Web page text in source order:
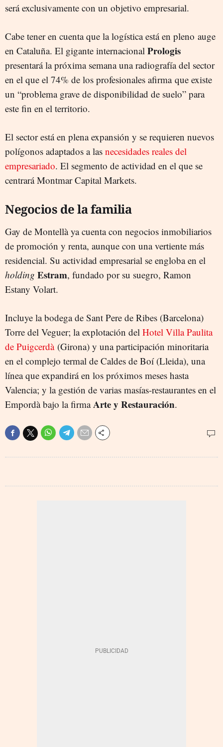
será exclusivamente con un objetivo empresarial.
Cabe tener en cuenta que la logística está en pleno auge
en Cataluña. El gigante internacional Prologis
presentará la próxima semana una radiografía del sector
en el que el 74% de los profesionales afirma que existe
un “problema grave de disponibilidad de suelo” para
este fin en el territorio.
El sector está en plena expansión y se requieren nuevos
polígonos adaptados a las necesidades reales del
empresariado. El segmento de actividad en el que se
centrará Montmar Capital Markets.
Negocios de la familia
Gay de Montellà ya cuenta con negocios inmobiliarios
de promoción y renta, aunque con una vertiente más
residencial. Su actividad empresarial se engloba en el
holding Estram, fundado por su suegro, Ramon
Estany Volart.
Incluye la bodega de Sant Pere de Ribes (Barcelona)
Torre del Veguer; la explotación del Hotel Villa Paulita
de Puigcerdà(Girona) y una participación minoritaria
en el complejo termal de Caldes de Boí (Lleida), una
línea que expandirá en los próximos meses hasta
Valencia; y la gestión de varias masías-restaurantes en el
Empordà bajo la firmaArte y Restauración.